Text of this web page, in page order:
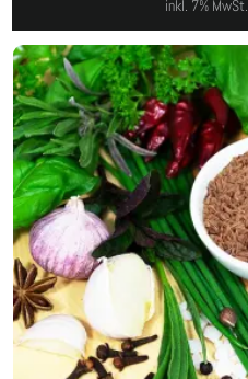
inkl. 7% MwSt.